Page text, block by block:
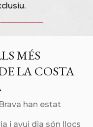
MÉS
LA COSTA
han estat
i avui dia són llocs